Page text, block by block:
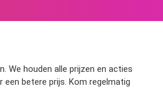
We houden alle prijzen en acties
betere prijs. Kom regelmatig